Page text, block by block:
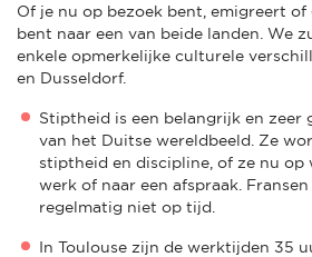
Of je nu op bezoek bent, emigreert
bent naar een van beide landen. We
enkele opmerkelijke culturele
en Dusseldorf.
Stiptheid is een belangrijk en zeer
van het Duitse wereldbeeld. Ze
stiptheid en discipline, of ze nu op
werk of naar een afspraak.
regelmatig niet op tijd.
In Toulouse zijn de werktijden 35